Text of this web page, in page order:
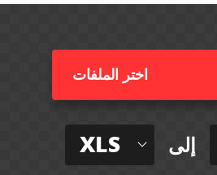
اختر الملفات
XLS إلى